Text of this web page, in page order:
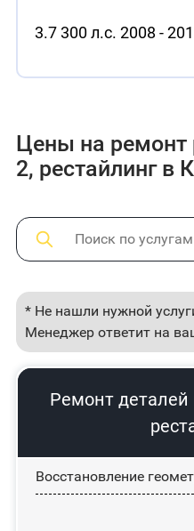
3.7 300 л.с. 2008 -
Цены на ремонт
2, рестайлинг в
* Не нашли нужной
Менеджер ответит на
Ремонт деталей
Восстановление